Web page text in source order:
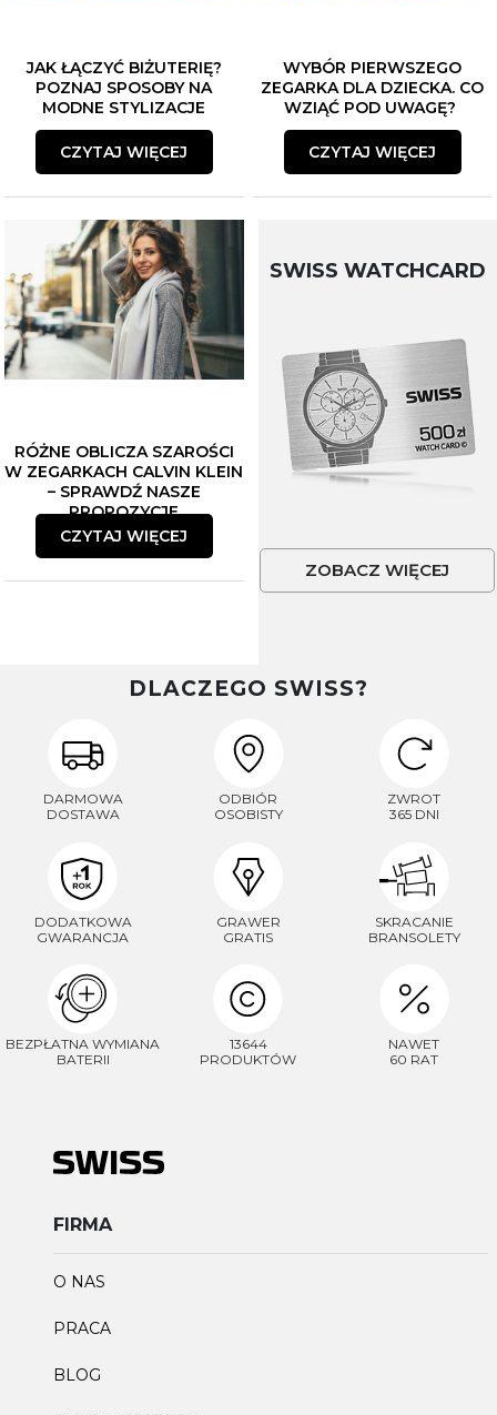
JAK ŁĄCZYĆ BIŻUTERIĘ?
POZNAJ SPOSOBY NA
MODNE STYLIZACJE
CZYTAJ WIĘCEJ
WYBÓR PIERWSZEGO
ZEGARKA DLA DZIECKA. CO
WZIĄĆ POD UWAGĘ?
CZYTAJ WIĘCEJ
RÓŻNE OBLICZA SZAROŚCI
W ZEGARKACH CALVIN KLEIN
– SPRAWDŹ NASZE
PROPOZYCJE
CZYTAJ WIĘCEJ
SWISS WATCHCARD
ZOBACZ WIĘCEJ
DLACZEGO SWISS?
DARMOWA
DOSTAWA
ODBIÓR
OSOBISTY
ZWROT
365 DNI
DODATKOWA
GWARANCJA
GRAWER
GRATIS
SKRACANIE
BRANSOLETY
BEZPŁATNA WYMIANA
BATERII
13644
PRODUKTÓW
NAWET
60 RAT
FIRMA
O NAS
PRACA
BLOG